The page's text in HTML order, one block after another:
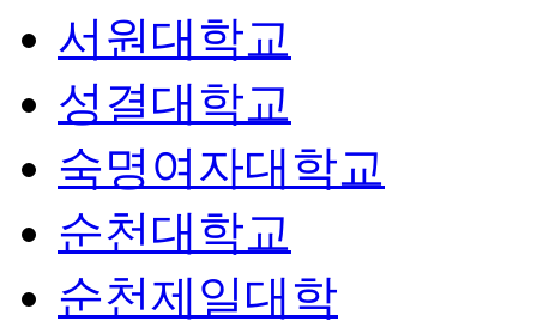
서원대학교
성결대학교
숙명여자대학교
순천대학교
순천제일대학